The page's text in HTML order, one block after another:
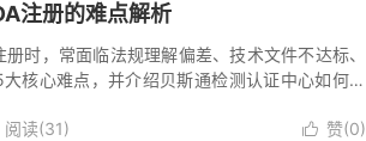
注册的难点解析
时，常面临法规理解偏差、技术文件不达标、
核心难点，并介绍贝斯通检测认证中心如何为
 赞(0)
阅读(31)